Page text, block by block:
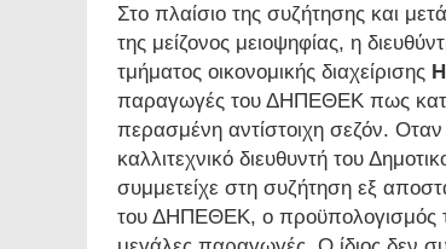
Στο πλαίσιο της συζήτησης και
της μείζονος μειοψηφίας, η
τμήματος οικονομικής διαχείρισης
παραγωγές του ΔΗΠΕΘΕΚ πως
περασμένη αντίστοιχη σεζόν.
καλλιτεχνικό διευθυντή του
συμμετείχε στη συζήτηση εξ
του ΔΗΠΕΘΕΚ, ο προϋπολογισμός